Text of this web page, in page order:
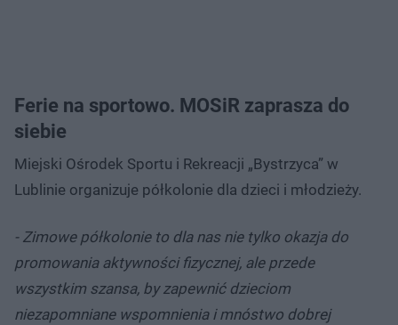
Ferie na sportowo. MOSiR zaprasza do
siebie
Miejski Ośrodek Sportu i Rekreacji „Bystrzyca” w
Lublinie organizuje półkolonie dla dzieci i młodzieży.
- Zimowe półkolonie to dla nas nie tylko okazja do
promowania aktywności fizycznej, ale przede
wszystkim szansa, by zapewnić dzieciom
niezapomniane wspomnienia i mnóstwo dobrej